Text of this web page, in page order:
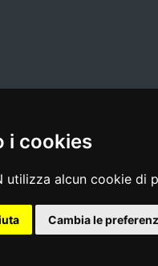
i cookies
utilizza alcun cookie di
Cambia le
policy | dichiarazione di